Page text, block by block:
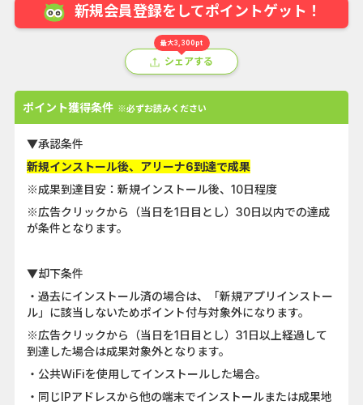
新規会員登録をしてポイントゲット！
最大3,300pt
シェアする
ポイント獲得条件 ※必ずお読みください
▼承認条件
新規インストール後、アリーナ6到達で成果
※成果到達目安：新規インストール後、10日程度
※広告クリックから（当日を1日目とし）30日以内での達成
が条件となります。
▼却下条件
・過去にインストール済の場合は、「新規アプリインストー
ル」に該当しないためポイント付与対象外になります。
※広告クリックから（当日を1日目とし）31日以上経過して
到達した場合は成果対象外となります。
・公共WiFiを使用してインストールした場合。
・同じIPアドレスから他の端末でインストールまたは成果地